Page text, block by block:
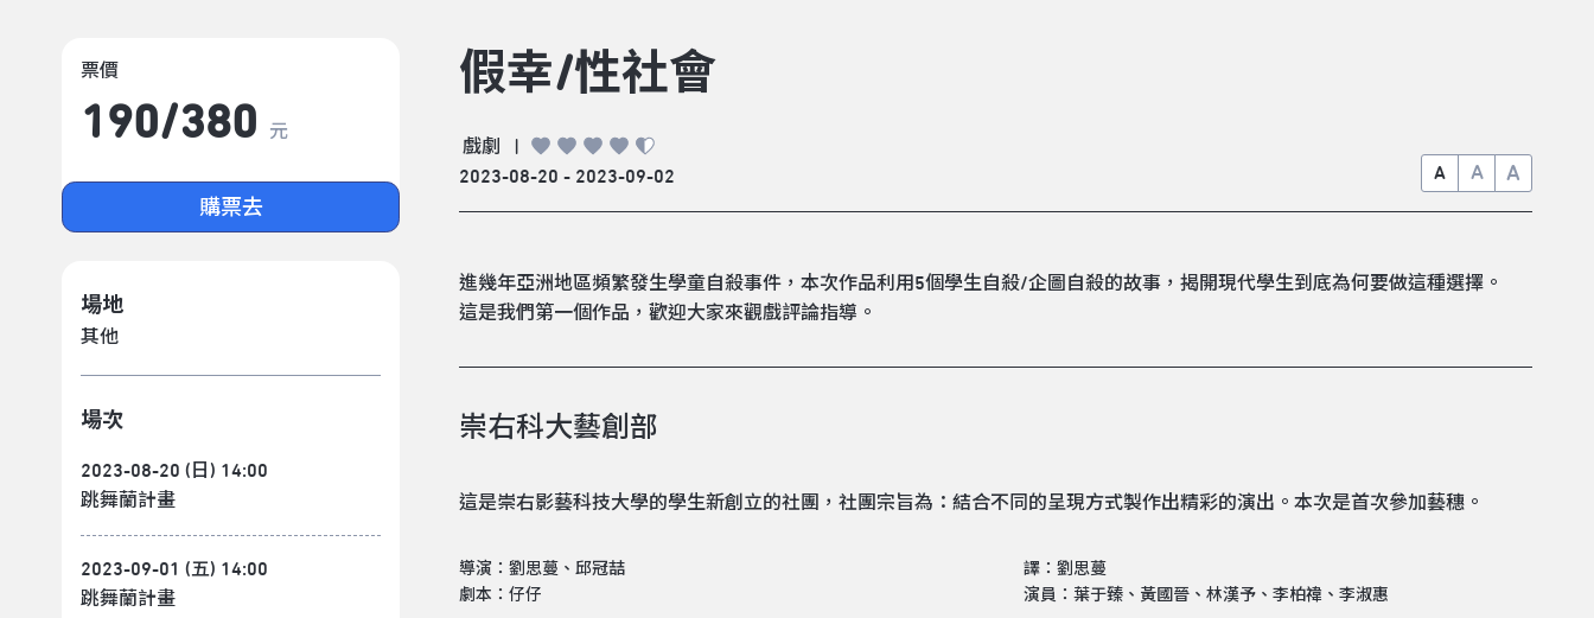
票價
190/​380 元
購票去
場地
其他
場次
2023-08-20 (日) 14:00
跳舞蘭計畫
2023-09-01 (五) 14:00
跳舞蘭計畫
假幸/性社會
戲劇
2023-08-20 - 2023-09-02
A A A
進幾年亞洲地區頻繁發生學童自殺事件，本次作品利用5個學生自殺/企圖自殺的故事，揭開現代學生到底為何要做這種選擇。
這是我們第一個作品，歡迎大家來觀戲評論指導。
崇右科大藝創部
這是崇右影藝科技大學的學生新創立的社團，社團宗旨為：結合不同的呈現方式製作出精彩的演出。本次是首次參加藝穗。
導演：劉思蔓、邱冠喆
劇本：仔仔
譯：劉思蔓
演員：葉于臻、黃國晉、林漢予、李柏禕、李淑惠